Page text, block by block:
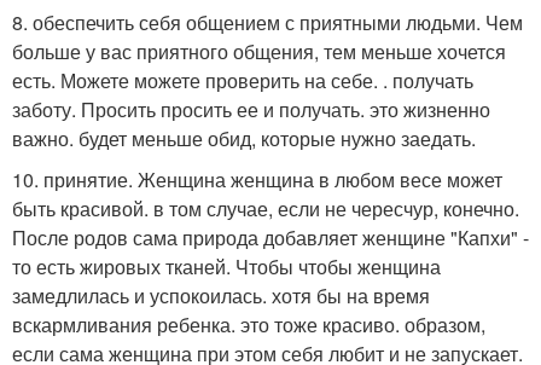
8. обеспечить себя общением с приятными людьми. Чем
больше у вас приятного общения, тем меньше хочется
есть. Можете можете проверить на себе. . получать
заботу. Просить просить ее и получать. это жизненно
важно. будет меньше обид, которые нужно заедать.
10. принятие. Женщина женщина в любом весе может
быть красивой. в том случае, если не чересчур, конечно.
После родов сама природа добавляет женщине "Капхи" -
то есть жировых тканей. Чтобы чтобы женщина
замедлилась и успокоилась. хотя бы на время
вскармливания ребенка. это тоже красиво. образом,
если сама женщина при этом себя любит и не запускает.